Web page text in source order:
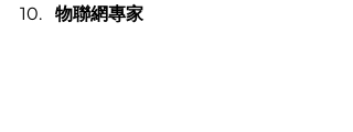
物聯網專家